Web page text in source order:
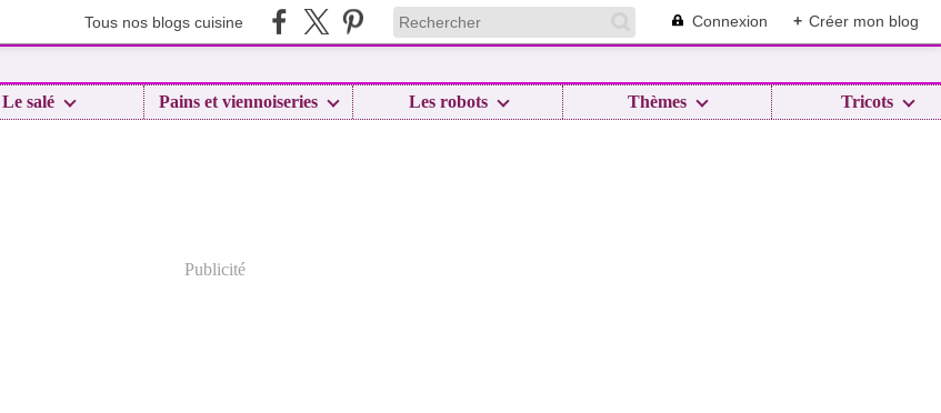
Tous nos blogs cuisine Connexion + Créer mon blog
Le salé Pains et viennoiseries Les robots Thèmes Tricots
Publicité